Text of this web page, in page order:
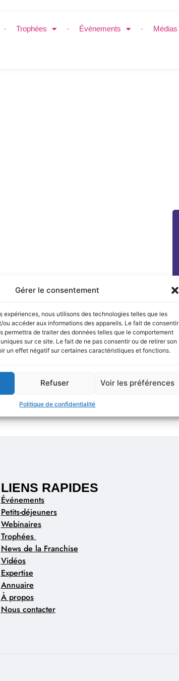
Gérer le consentement
expériences, nous utilisons des technologies telles que les
accéder aux informations des appareils. Le fait de consentir
permettra de traiter des données telles que le comportement
sur ce site. Le fait de ne pas consentir ou de retirer son
un effet négatif sur certaines caractéristiques et fonctions.
Refuser Voir les préférences
Politique de confidentialité
Trophées Évènements Médias
!
LIENS RAPIDES
Événements
Petits-déjeuners
Webinaires
Trophées
News de la Franchise
Vidéos
Expertise
Annuaire
À propos
Nous contacter